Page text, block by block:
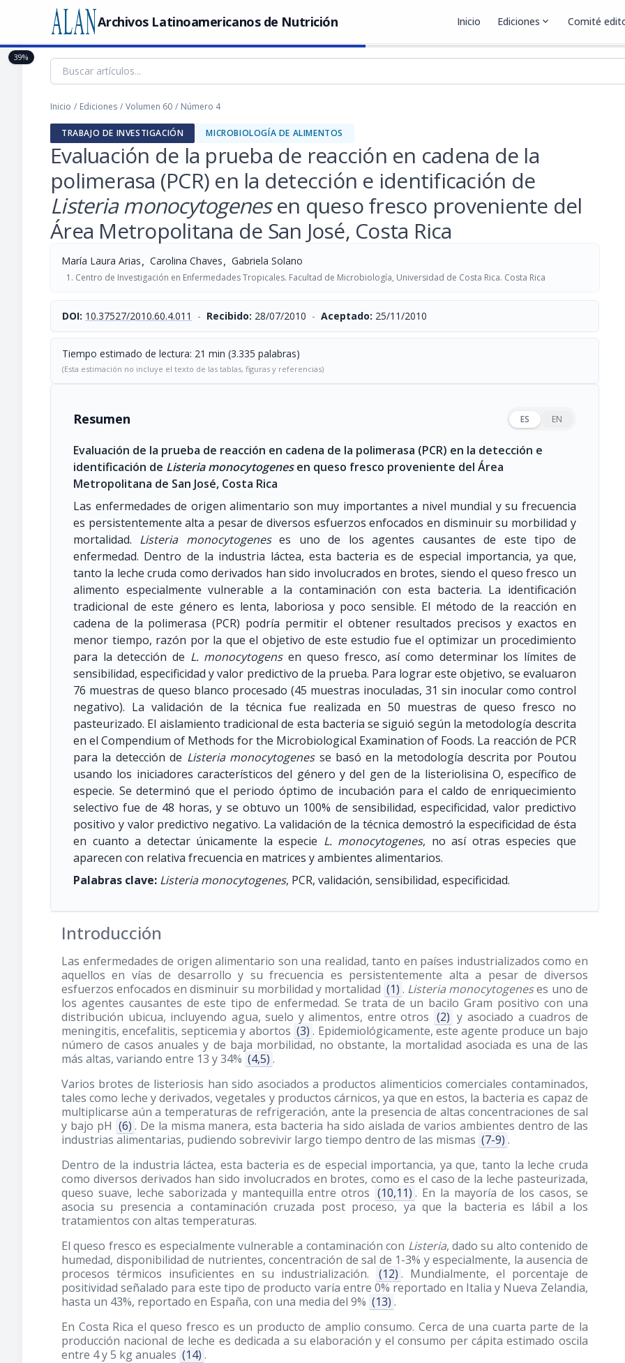
Archivos Latinoamericanos de Nutrición Inicio Ediciones expand_more Comité
Inicio / Ediciones / Volumen 60 / Número 4
TRABAJO DE INVESTIGACIÓN MICROBIOLOGÍA DE ALIMENTOS
Evaluación de la prueba de reacción en cadena de la
polimerasa (PCR) en la detección e identificación de
Listeria monocytogenesen queso fresco proveniente del
Área Metropolitana de San José, Costa Rica
María Laura Arias, Carolina Chaves, Gabriela Solano
Centro de Investigación en Enfermedades Tropicales. Facultad de Microbiología, Universidad de Costa Rica. Costa Rica
DOI: 10.37527/2010.60.4.011 - Recibido: 28/07/2010 - Aceptado: 25/11/2010
Tiempo estimado de lectura: 21 min (3.335 palabras)
(Esta estimación no incluye el texto de las tablas, figuras y referencias)
Resumen ES EN
Evaluación de la prueba de reacción en cadena de la polimerasa (PCR) en la detección e
identificación de Listeria monocytogenesen queso fresco proveniente del Área
Metropolitana de San José, Costa Rica
Las enfermedades de origen alimentario son muy importantes a nivel mundial y su frecuencia
es persistentemente alta a pesar de diversos esfuerzos enfocados en disminuir su morbilidad y
mortalidad. Listeria monocytogeneses uno de los agentes causantes de este tipo de
enfermedad. Dentro de la industria láctea, esta bacteria es de especial importancia, ya que,
tanto la leche cruda como derivados han sido involucrados en brotes, siendo el queso fresco un
alimento especialmente vulnerable a la contaminación con esta bacteria. La identificación
tradicional de este género es lenta, laboriosa y poco sensible. El método de la reacción en
cadena de la polimerasa (PCR) podría permitir el obtener resultados precisos y exactos en
menor tiempo, razón por la que el objetivo de este estudio fue el optimizar un procedimiento
para la detección de L. monocytogensen queso fresco, así como determinar los límites de
sensibilidad, especificidad y valor predictivo de la prueba. Para lograr este objetivo, se evaluaron
76 muestras de queso blanco procesado (45 muestras inoculadas, 31 sin inocular como control
negativo). La validación de la técnica fue realizada en 50 muestras de queso fresco no
pasteurizado. El aislamiento tradicional de esta bacteria se siguió según la metodología descrita
en el Compendium of Methods for the Microbiological Examination of Foods. La reacción de PCR
para la detección de Listeria monocytogenesse basó en la metodología descrita por Poutou
usando los iniciadores característicos del género y del gen de la listeriolisina O, específico de
especie. Se determinó que el periodo óptimo de incubación para el caldo de enriquecimiento
selectivo fue de 48 horas, y se obtuvo un 100% de sensibilidad, especificidad, valor predictivo
positivo y valor predictivo negativo. La validación de la técnica demostró la especificidad de ésta
en cuanto a detectar únicamente la especie L. monocytogenes, no así otras especies que
aparecen con relativa frecuencia en matrices y ambientes alimentarios.
Palabras clave: Listeria monocytogenes, PCR, validación, sensibilidad, especificidad.
Introducción
Las enfermedades de origen alimentario son una realidad, tanto en países industrializados como en
aquellos en vías de desarrollo y su frecuencia es persistentemente alta a pesar de diversos
esfuerzos enfocados en disminuir su morbilidad y mortalidad (1) . Listeria monocytogeneses uno de
los agentes causantes de este tipo de enfermedad. Se trata de un bacilo Gram positivo con una
distribución ubicua, incluyendo agua, suelo y alimentos, entre otros (2) y asociado a cuadros de
meningitis, encefalitis, septicemia y abortos (3) . Epidemiológicamente, este agente produce un bajo
número de casos anuales y de baja morbilidad, no obstante, la mortalidad asociada es una de las
más altas, variando entre 13 y 34% (4,5) .
Varios brotes de listeriosis han sido asociados a productos alimenticios comerciales contaminados,
tales como leche y derivados, vegetales y productos cárnicos, ya que en estos, la bacteria es capaz de
multiplicarse aún a temperaturas de refrigeración, ante la presencia de altas concentraciones de sal
y bajo pH (6) . De la misma manera, esta bacteria ha sido aislada de varios ambientes dentro de las
industrias alimentarias, pudiendo sobrevivir largo tiempo dentro de las mismas (7-9) .
Dentro de la industria láctea, esta bacteria es de especial importancia, ya que, tanto la leche cruda
como diversos derivados han sido involucrados en brotes, como es el caso de la leche pasteurizada,
queso suave, leche saborizada y mantequilla entre otros (10,11) . En la mayoría de los casos, se
asocia su presencia a contaminación cruzada post proceso, ya que la bacteria es lábil a los
tratamientos con altas temperaturas.
El queso fresco es especialmente vulnerable a contaminación con Listeria, dado su alto contenido de
humedad, disponibilidad de nutrientes, concentración de sal de 1-3% y especialmente, la ausencia de
procesos térmicos insuficientes en su industrialización.
(12) . Mundialmente, el porcentaje de
positividad señalado para este tipo de producto varía entre 0% reportado en Italia y Nueva Zelandia,
hasta un 43%, reportado en España, con una media del 9% (13) .
En Costa Rica el queso fresco es un producto de amplio consumo. Cerca de una cuarta parte de la
producción nacional de leche es dedicada a su elaboración y el consumo per cápita estimado oscila
entre 4 y 5 kg anuales (14) .
39%